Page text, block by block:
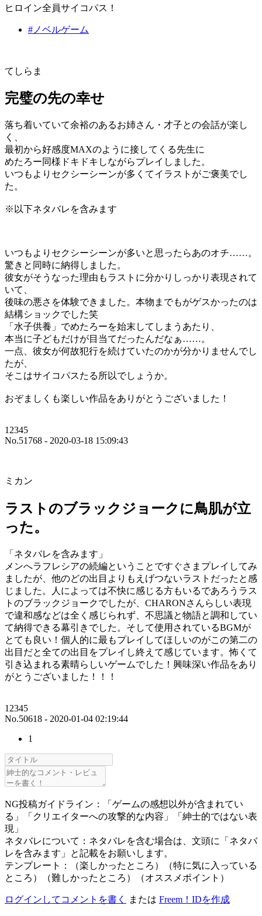
ヒロイン全員サイコパス！
#ノベルゲーム
てしらま
完璧の先の幸せ
落ち着いていて余裕のあるお姉さん・才子との会話が楽し
く、
最初から好感度MAXのように接してくる先生に
めたろー同様ドキドキしながらプレイしました。
いつもよりセクシーシーンが多くてイラストがご褒美でし
た。
※以下ネタバレを含みます
いつもよりセクシーシーンが多いと思ったらあのオチ……。
驚きと同時に納得しました。
彼女がそうなった理由もラストに分かりしっかり表現されて
いて、
後味の悪さを体験できました。本物までもがゲスかったのは
結構ショックでした笑
「水子供養」でめたろーを始末してしまうあたり、
本当に子どもだけが目当てだったんだなぁ……。
一点、彼女が何故犯行を続けていたのかが分かりませんでし
たが、
そこはサイコパスたる所以でしょうか。
おぞましくも楽しい作品をありがとうございました！
12345
No.51768 - 2020-03-18 15:09:43
ミカン
ラストのブラックジョークに鳥肌が立
った。
「ネタバレを含みます」
メンへラフレシアの続編ということですぐさまプレイしてみ
ましたが、他のどの出目よりもえげつないラストだったと感
じました。人によっては不快に感じる方もいるであろうラス
トのブラックジョークでしたが、CHARONさんらしい表現
で違和感などは全く感じられず、不思議と物語と調和してい
て納得できる幕引きでした。そして使用されているBGMが
とても良い！個人的に最もプレイしてほしいのがこの第二の
出目だと全ての出目をプレイし終えて感じています。怖くて
引き込まれる素晴らしいゲームでした！興味深い作品をあり
がとうございました！！！
12345
No.50618 - 2020-01-04 02:19:44
1
NG投稿ガイドライン：「ゲームの感想以外が含まれてい
る」「クリエイターへの攻撃的な内容」「紳士的ではない表
現」
ネタバレについて：ネタバレを含む場合は、文頭に「ネタバ
レを含みます」と記載をお願いします。
テンプレート：（楽しかったところ）（特に気に入っている
ところ）（難しかったところ）（オススメポイント）
ログインしてコメントを書く または Freem！IDを作成